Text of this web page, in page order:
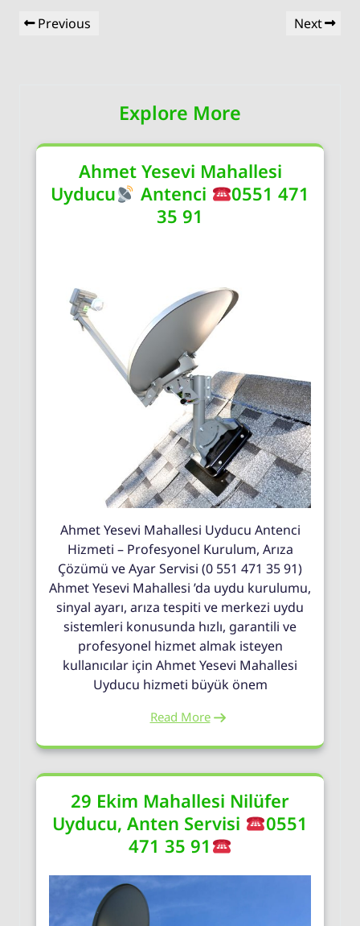
Yazı
gezinmesi
Previous
Previous
Next
Next
Explore More
Ahmet Yesevi Mahallesi
Uyducu
Antenci
0551 471
35 91
Ahmet Yesevi Mahallesi Uyducu Antenci
Hizmeti – Profesyonel Kurulum, Arıza
Çözümü ve Ayar Servisi (0 551 471 35 91)
Ahmet Yesevi Mahallesi ’da uydu kurulumu,
sinyal ayarı, arıza tespiti ve merkezi uydu
sistemleri konusunda hızlı, garantili ve
profesyonel hizmet almak isteyen
kullanıcılar için Ahmet Yesevi Mahallesi
Uyducu hizmeti büyük önem
Read More
29 Ekim Mahallesi Nilüfer
Uyducu, Anten Servisi
0551
471 35 91